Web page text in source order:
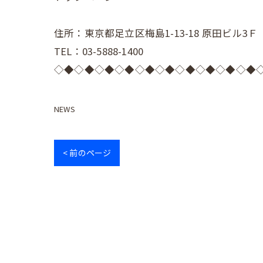
住所：東京都足立区梅島1-13-18 原田ビル3Ｆ
TEL：03-5888-1400
NEWS
< 前のページ